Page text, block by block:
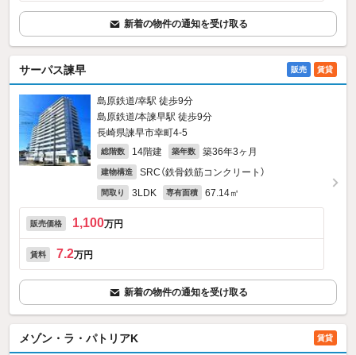
新着の物件の通知を受け取る
サーパス諫早 販売 賃貸
島原鉄道/幸駅 徒歩9分
島原鉄道/本諫早駅 徒歩9分
長崎県諫早市幸町4-5
総階数 14階建 築年数 築36年3ヶ月
建物構造 SRC（鉄骨鉄筋コンクリート）
間取り 3LDK 専有面積 67.14㎡
販売価格 1,100万円
賃料 7.2万円
新着の物件の通知を受け取る
メゾン・ラ・パトリアK 賃貸